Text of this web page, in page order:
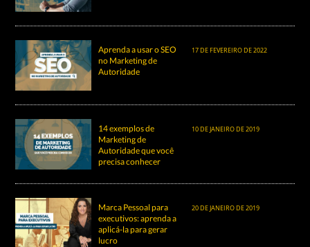
Aprenda a usar o SEO
no Marketing de
Autoridade
17 DE FEVEREIRO DE 2022
14 exemplos de
Marketing de
Autoridade que você
precisa conhecer
10 DE JANEIRO DE 2019
Marca Pessoal para
executivos: aprenda a
aplicá-la para gerar
lucro
20 DE JANEIRO DE 2019